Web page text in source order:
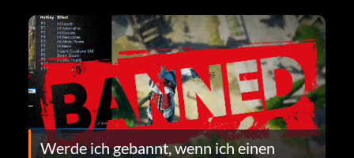
Werde ich gebannt, wenn ich einen